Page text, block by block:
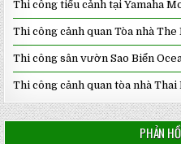
Thi công tiểu cảnh tại Yamaha
Thi công cảnh quan Tòa nhà
Thi công sân vườn Sao Biển
Thi công cảnh quan tòa nhà
PHẢN